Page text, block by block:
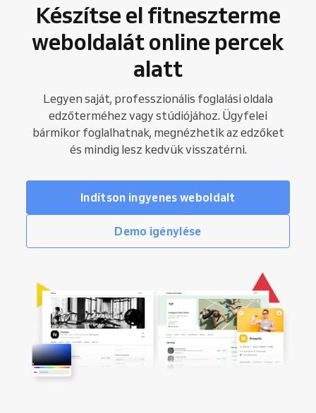
Készítse el fitneszterme
weboldalát online percek
alatt
Legyen saját, professzionális foglalási oldala
edzőterméhez vagy stúdiójához. Ügyfelei
bármikor foglalhatnak, megnézhetik az edzőket
és mindig lesz kedvük visszatérni.
Indítson ingyenes weboldalt
Demo igénylése